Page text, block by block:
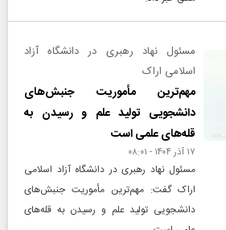
مسئول نهاد رهبری در دانشگاه آزاد
اسلامی اراک
مهم‌ترین مأموریت جنبش‌های
دانشجویی تولید علم و رسیدن به
قله‌های علمی است
۱۷ آذر ۱۴۰۴ - ۰۸:۰۱
مسئول نهاد رهبری در دانشگاه آزاد اسلامی
اراک گفت: مهم‌ترین مأموریت جنبش‌های
دانشجویی تولید علم و رسیدن به قله‌های